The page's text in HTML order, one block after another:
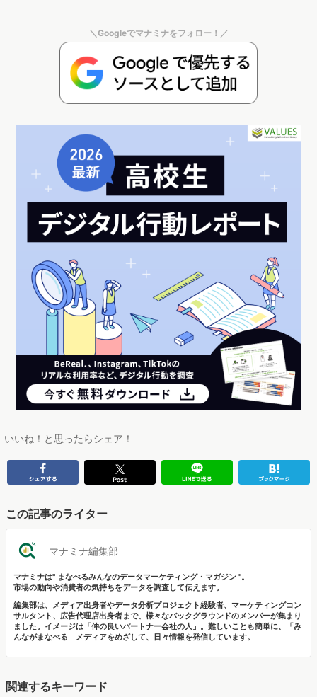
＼Googleでマナミナをフォロー！／
いいね！と思ったらシェア！
この記事のライター
マナミナ編集部
マナミナは" まなべるみんなのデータマーケティング・マガジン "。
市場の動向や消費者の気持ちをデータを調査して伝えます。
編集部は、メディア出身者やデータ分析プロジェクト経験者、マーケティングコン
サルタント、広告代理店出身者まで、様々なバックグラウンドのメンバーが集まり
ました。イメージは「仲の良いパートナー会社の人」。難しいことも簡単に、「み
んながまなべる」メディアをめざして、日々情報を発信しています。
関連するキーワード